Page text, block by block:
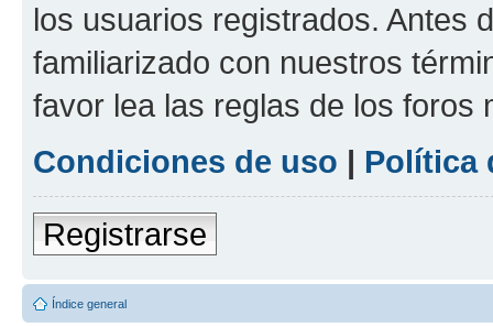
los usuarios registrados. Antes
familiarizado con nuestros
favor lea las reglas de los foros
Condiciones de uso | Política
Registrarse
Índice general